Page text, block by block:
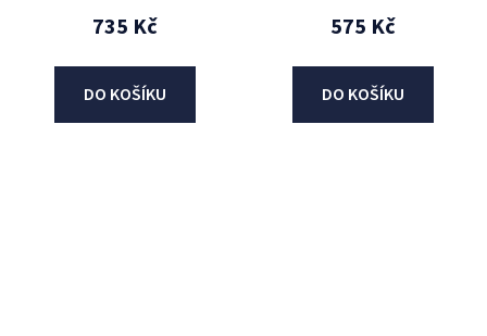
735 Kč
DO KOŠÍKU
575 Kč
DO KOŠÍKU